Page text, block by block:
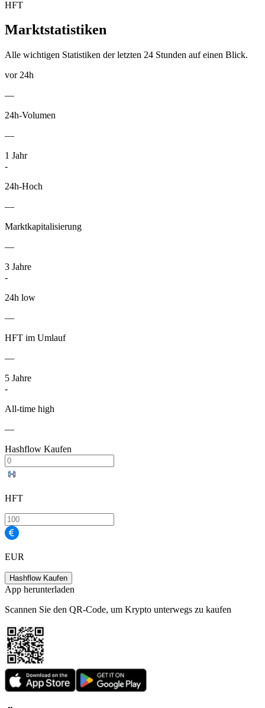
HFT
Marktstatistiken
Alle wichtigen Statistiken der letzten 24 Stunden auf einen Blick.
vor 24h
—
24h-Volumen
—
1 Jahr
-
24h-Hoch
—
Marktkapitalisierung
—
3 Jahre
-
24h low
—
HFT im Umlauf
—
5 Jahre
-
All-time high
—
Hashflow Kaufen
HFT
EUR
Hashflow Kaufen
App herunterladen
Scannen Sie den QR-Code, um Krypto unterwegs zu kaufen